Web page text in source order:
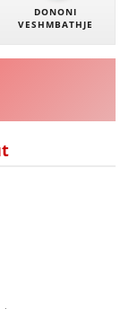
DONONI
VESHMBATHJE